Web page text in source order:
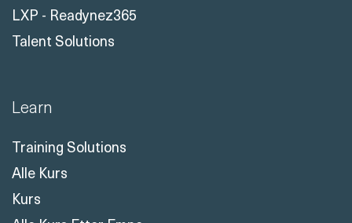
LXP - Readynez365
Talent Solutions
Learn
Training Solutions
Alle Kurs
Kurs